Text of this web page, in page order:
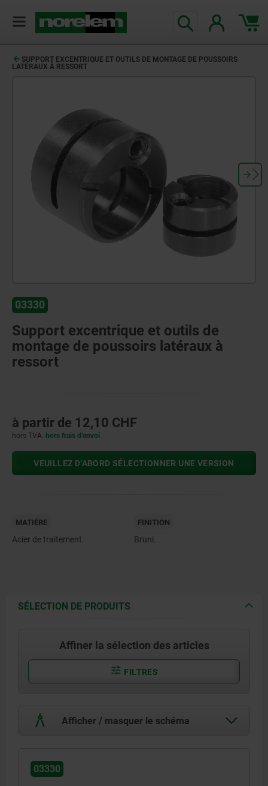
SUPPORT EXCENTRIQUE ET OUTILS DE MONTAGE DE POUSSOIRS
LATÉRAUX À RESSORT
03330
Support excentrique et outils de
montage de poussoirs latéraux à
ressort
à partir de 12,10 CHF
hors TVA hors frais d’envoi
VEUILLEZ D’ABORD SÉLECTIONNER UNE VERSION
MATIÈRE
Acier de traitement.
FINITION
Bruni.
SÉLECTION DE PRODUITS
Affiner la sélection des articles
FILTRES
Afficher / masquer le schéma
03330